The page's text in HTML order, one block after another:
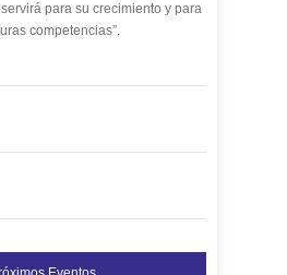
para su crecimiento y para
competencias”.